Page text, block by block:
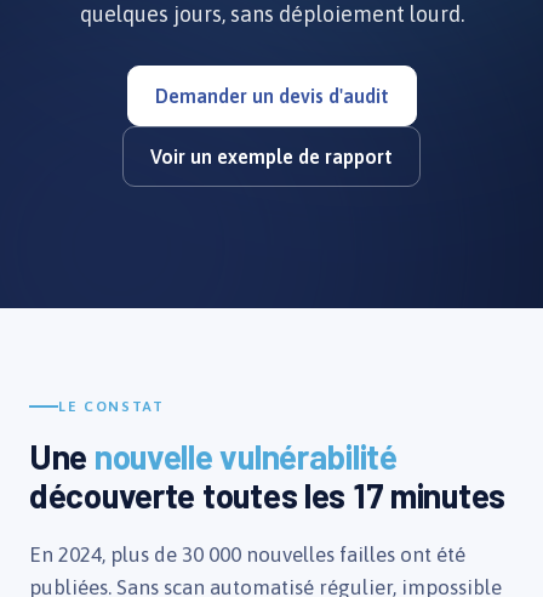
quelques jours, sans déploiement lourd.
Demander un devis d'audit
Voir un exemple de rapport
LE CONSTAT
Une nouvelle vulnérabilité
découverte toutes les 17 minutes
En 2024, plus de 30 000 nouvelles failles ont été
publiées. Sans scan automatisé régulier, impossible